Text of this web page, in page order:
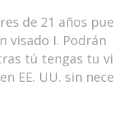
de 21 años
visado I. Podrán
tú tengas tu
EE. UU. sin